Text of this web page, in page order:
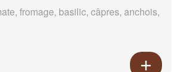
fromage, basilic, câpres, anchois,